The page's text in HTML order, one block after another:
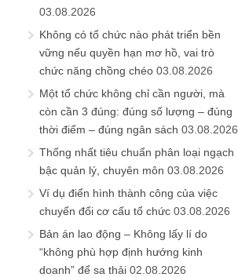
03.08.2026
Không có tổ chức nào phát triển bền
vững nếu quyền hạn mơ hồ, vai trò
chức năng chồng chéo 03.08.2026
Một tổ chức không chỉ cần người, mà
còn cần 3 đúng: đúng số lượng – đúng
thời điểm – đúng ngân sách 03.08.2026
Thống nhất tiêu chuẩn phân loại ngạch
bậc quản lý, chuyên môn 03.08.2026
Ví dụ điển hình thành công của việc
chuyển đổi cơ cấu tổ chức 03.08.2026
Bản án lao động – Không lấy lí do
“không phù hợp định hướng kinh
doanh” để sa thải 02.08.2026